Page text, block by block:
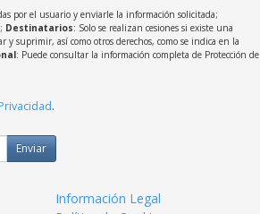
por el usuario y enviarle la información solicitada;
Destinatarios: Solo se realizan cesiones si existe una
y suprimir, así como otros derechos, como se indica en la
: Puede consultar la información completa de Protección de
.
Enviar
Información Legal